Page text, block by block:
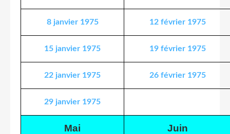
8 janvier 1975 12 février 1975
15 janvier 1975 19 février 1975
22 janvier 1975 26 février 1975
29 janvier 1975
Mai Juin